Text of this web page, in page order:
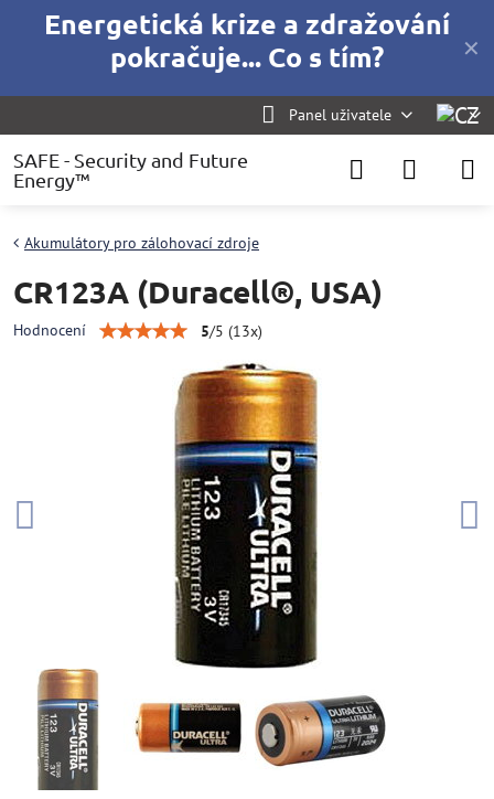
✕
Energetická krize a zdražování
pokračuje... Co s tím?
Panel uživatele
SAFE - Security and Future
Energy™
Akumulátory pro zálohovací zdroje
CR123A (Duracell®, USA)
Hodnocení 5/5 (13x)